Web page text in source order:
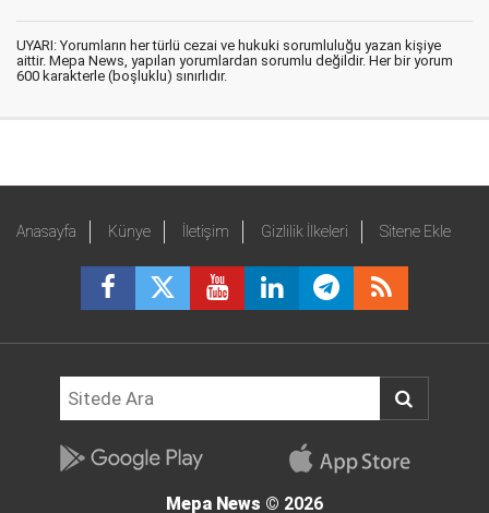
UYARI: Yorumların her türlü cezai ve hukuki sorumluluğu yazan kişiye
aittir. Mepa News, yapılan yorumlardan sorumlu değildir. Her bir yorum
600 karakterle (boşluklu) sınırlıdır.
Anasayfa Künye İletişim Gizlilik İlkeleri Sitene Ekle
Mepa News © 2026